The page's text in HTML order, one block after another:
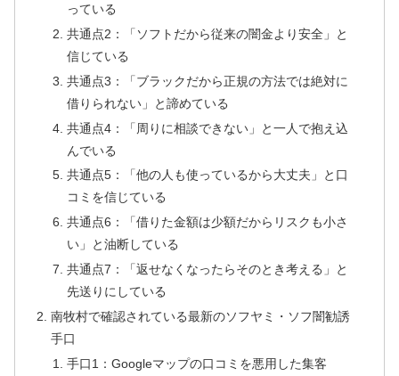
っている
共通点2：「ソフトだから従来の闇金より安全」と
信じている
共通点3：「ブラックだから正規の方法では絶対に
借りられない」と諦めている
共通点4：「周りに相談できない」と一人で抱え込
んでいる
共通点5：「他の人も使っているから大丈夫」と口
コミを信じている
共通点6：「借りた金額は少額だからリスクも小さ
い」と油断している
共通点7：「返せなくなったらそのとき考える」と
先送りにしている
南牧村で確認されている最新のソフヤミ・ソフ闇勧誘
手口
手口1：Googleマップの口コミを悪用した集客